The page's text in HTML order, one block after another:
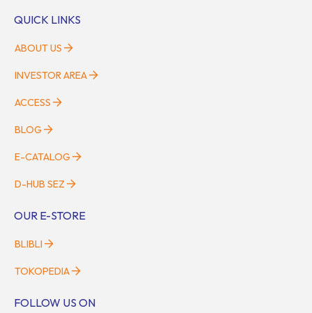
QUICK LINKS
ABOUT US
INVESTOR AREA
ACCESS
BLOG
E-CATALOG
D-HUB SEZ
OUR E-STORE
BLIBLI
TOKOPEDIA
FOLLOW US ON